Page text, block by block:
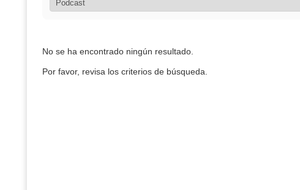
No se ha encontrado ningún resultado.
Por favor, revisa los criterios de búsqueda.